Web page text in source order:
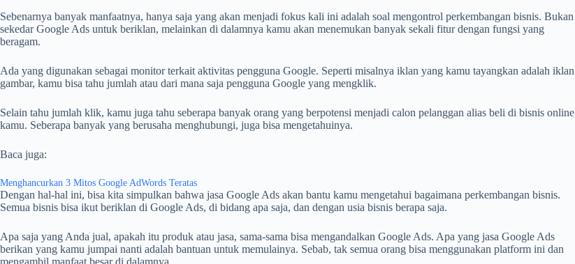
Sebenarnya banyak manfaatnya, hanya saja yang akan menjadi fokus kali ini adalah soal mengontrol perkembangan bisnis. Bukan
sekedar Google Ads untuk beriklan, melainkan di dalamnya kamu akan menemukan banyak sekali fitur dengan fungsi yang
beragam.
Ada yang digunakan sebagai monitor terkait aktivitas pengguna Google. Seperti misalnya iklan yang kamu tayangkan adalah iklan
gambar, kamu bisa tahu jumlah atau dari mana saja pengguna Google yang mengklik.
Selain tahu jumlah klik, kamu juga tahu seberapa banyak orang yang berpotensi menjadi calon pelanggan alias beli di bisnis online
kamu. Seberapa banyak yang berusaha menghubungi, juga bisa mengetahuinya.
Baca juga:
Menghancurkan 3 Mitos Google AdWords Teratas
Dengan hal-hal ini, bisa kita simpulkan bahwa jasa Google Ads akan bantu kamu mengetahui bagaimana perkembangan bisnis.
Semua bisnis bisa ikut beriklan di Google Ads, di bidang apa saja, dan dengan usia bisnis berapa saja.
Apa saja yang Anda jual, apakah itu produk atau jasa, sama-sama bisa mengandalkan Google Ads. Apa yang jasa Google Ads
berikan yang kamu jumpai nanti adalah bantuan untuk memulainya. Sebab, tak semua orang bisa menggunakan platform ini dan
mengambil manfaat besar di dalamnya.